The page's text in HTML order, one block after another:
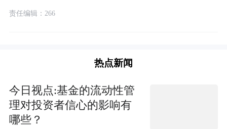
责任编辑：266
热点新闻
今日视点:基金的流动性管
理对投资者信心的影响有
哪些？